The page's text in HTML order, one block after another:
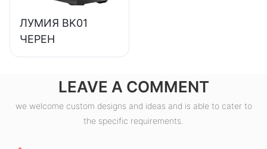
ЛУМИЯ BK01
ЧЕРЕН
LEAVE A COMMENT
we welcome custom designs and ideas and is able to cater to
the specific requirements.